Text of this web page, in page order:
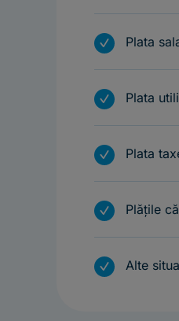
m Plata
m Plata
m Plata
m Plățile
m Alte